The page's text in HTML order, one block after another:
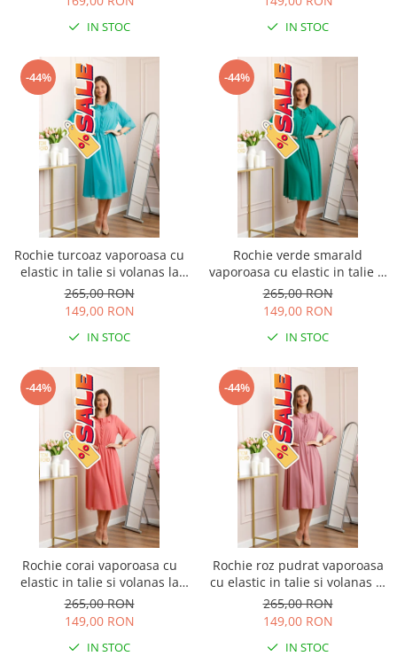
IN STOC IN STOC
-44%
Rochie turcoaz vaporoasa cu
elastic in talie si volanas la
decolteu Allegra
265,00 RON
149,00 RON
IN STOC
-44%
Rochie verde smarald
vaporoasa cu elastic in talie si
volanas la decolteu Allegra
265,00 RON
149,00 RON
IN STOC
-44%
Rochie corai vaporoasa cu
elastic in talie si volanas la
decolteu Allegra
265,00 RON
149,00 RON
IN STOC
-44%
Rochie roz pudrat vaporoasa
cu elastic in talie si volanas la
decolteu Allegra
265,00 RON
149,00 RON
IN STOC